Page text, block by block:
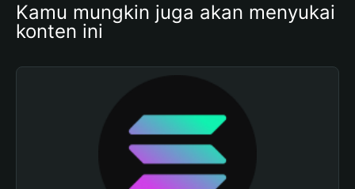
Kamu mungkin juga akan menyukai
konten ini